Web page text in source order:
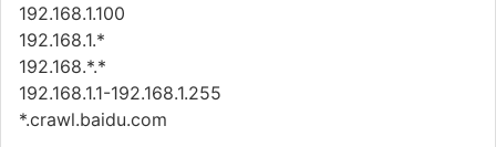
192.168.1.100
192.168.1.*
192.168.*.*
192.168.1.1-192.168.1.255
*.crawl.baidu.com